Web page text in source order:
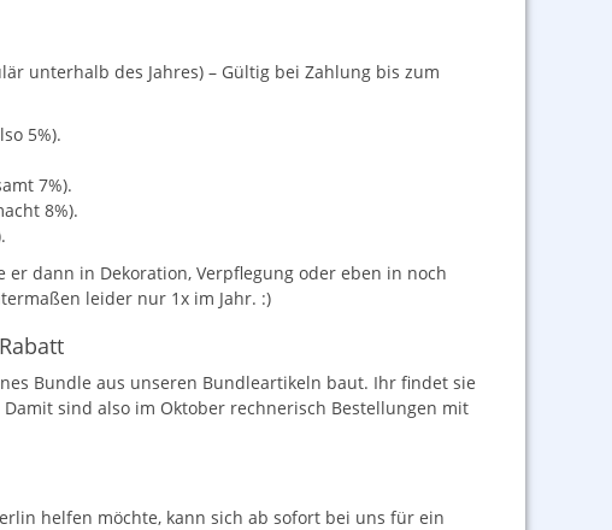
unterhalb des Jahres) – Gültig bei Zahlung bis zum
5%).
7%).
8%).
dann in Dekoration, Verpflegung oder eben in noch
leider nur 1x im Jahr. :)
Bundle aus unseren Bundleartikeln baut. Ihr findet sie
Damit sind also im Oktober rechnerisch Bestellungen mit
helfen möchte, kann sich ab sofort bei uns für ein